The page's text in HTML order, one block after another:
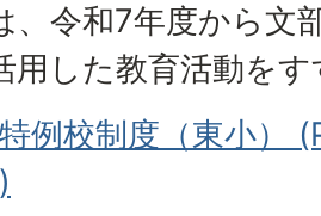
、令和7年度から文
用した教育活動を
例校制度（東小）